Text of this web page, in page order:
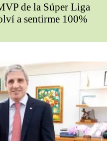
de la Súper Liga
a sentirme 100%